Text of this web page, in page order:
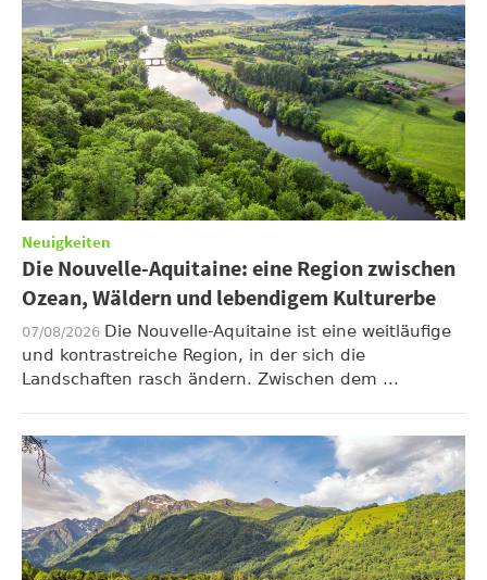
Neuigkeiten
Die Nouvelle-Aquitaine: eine Region zwischen
Ozean, Wäldern und lebendigem Kulturerbe
07/08/2026 Die Nouvelle-Aquitaine ist eine weitläufige
und kontrastreiche Region, in der sich die
Landschaften rasch ändern. Zwischen dem ...